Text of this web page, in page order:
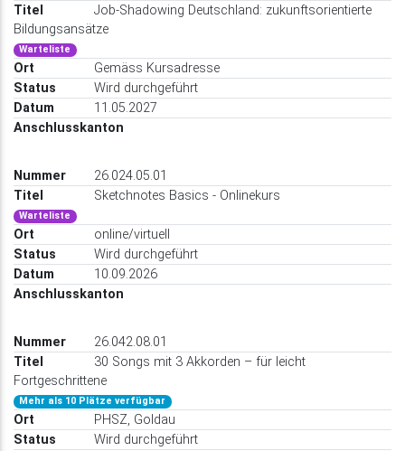
Job-Shadowing Deutschland: zukunftsorientierte
Bildungsansätze
Warteliste
Gemäss Kursadresse
Wird durchgeführt
11.05.2027
26.024.05.01
Sketchnotes Basics - Onlinekurs
Warteliste
online/virtuell
Wird durchgeführt
10.09.2026
26.042.08.01
30 Songs mit 3 Akkorden – für leicht
Fortgeschrittene
Mehr als 10 Plätze verfügbar
PHSZ, Goldau
Wird durchgeführt